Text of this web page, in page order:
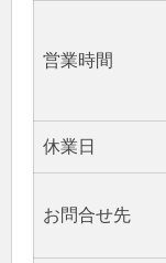
営業時間
休業日
お問合せ先